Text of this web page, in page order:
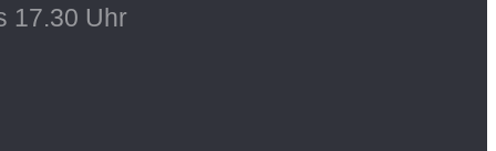
17.30 Uhr